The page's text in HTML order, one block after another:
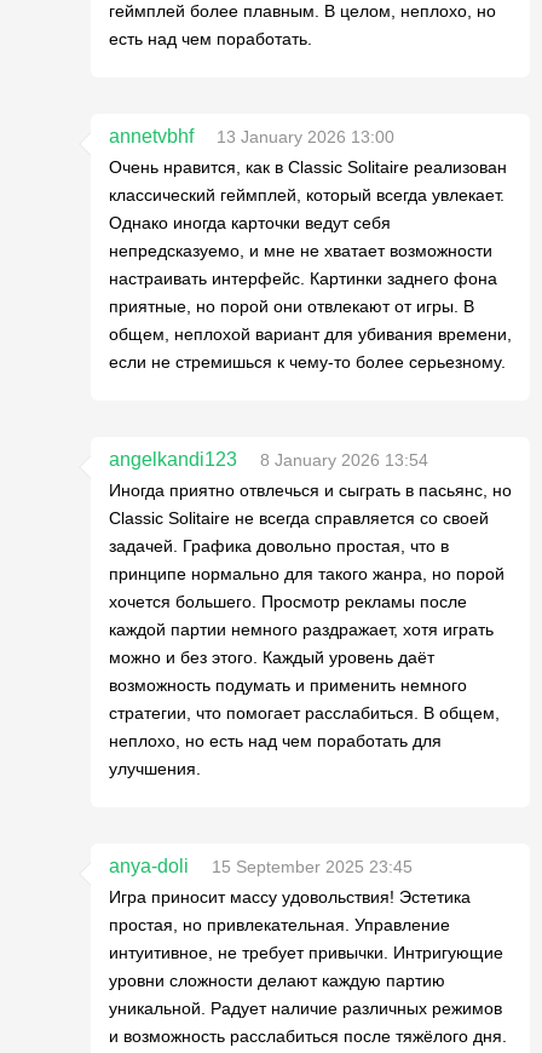
геймплей более плавным. В целом, неплохо, но
есть над чем поработать.
annetvbhf
13 January 2026 13:00
Очень нравится, как в Classic Solitaire реализован
классический геймплей, который всегда увлекает.
Однако иногда карточки ведут себя
непредсказуемо, и мне не хватает возможности
настраивать интерфейс. Картинки заднего фона
приятные, но порой они отвлекают от игры. В
общем, неплохой вариант для убивания времени,
если не стремишься к чему-то более серьезному.
angelkandi123
8 January 2026 13:54
Иногда приятно отвлечься и сыграть в пасьянс, но
Classic Solitaire не всегда справляется со своей
задачей. Графика довольно простая, что в
принципе нормально для такого жанра, но порой
хочется большего. Просмотр рекламы после
каждой партии немного раздражает, хотя играть
можно и без этого. Каждый уровень даёт
возможность подумать и применить немного
стратегии, что помогает расслабиться. В общем,
неплохо, но есть над чем поработать для
улучшения.
anya-doli
15 September 2025 23:45
Игра приносит массу удовольствия! Эстетика
простая, но привлекательная. Управление
интуитивное, не требует привычки. Интригующие
уровни сложности делают каждую партию
уникальной. Радует наличие различных режимов
и возможность расслабиться после тяжёлого дня.